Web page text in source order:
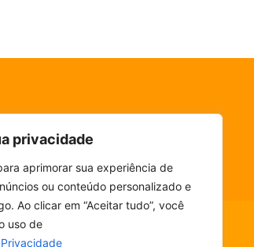
privacidade
aprimorar sua experiência de
ou conteúdo personalizado e
Ao clicar em “Aceitar tudo”, você
uso de